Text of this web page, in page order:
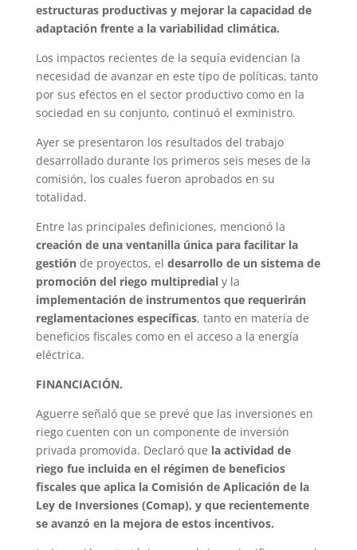
estructuras productivas y mejorar la capacidad de
adaptación frente a la variabilidad climática.
Los impactos recientes de la sequía evidencian la
necesidad de avanzar en este tipo de políticas, tanto
por sus efectos en el sector productivo como en la
sociedad en su conjunto, continuó el exministro.
Ayer se presentaron los resultados del trabajo
desarrollado durante los primeros seis meses de la
comisión, los cuales fueron aprobados en su
totalidad.
Entre las principales definiciones, mencionó la
creación de una ventanilla única para facilitar la
gestiónde proyectos, el desarrollo de un sistema de
promoción del riego multipredialy la
implementación de instrumentos que requerirán
reglamentaciones específicas, tanto en materia de
beneficios fiscales como en el acceso a la energía
eléctrica.
FINANCIACIÓN.
Aguerre señaló que se prevé que las inversiones en
riego cuenten con un componente de inversión
privada promovida. Declaró que la actividad de
riego fue incluida en el régimen de beneficios
fiscales que aplica la Comisión de Aplicación de la
Ley de Inversiones (Comap), y que recientemente
se avanzó en la mejora de estos incentivos.